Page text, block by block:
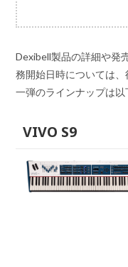
Dexibell製品の詳細や発
務開始日時については
一弾のラインナップは以
VIVO S9